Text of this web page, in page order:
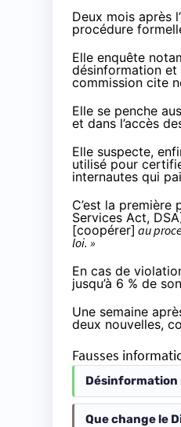
Deux mois après
procédure
Elle enquête
désinformation et
commission cite
Elle se penche
et dans l’accès
Elle suspecte,
utilisé pour
internautes qui
C’est la
Services Act,
[coopérer] au
loi. »
En cas de
jusqu’à 6 % de
Une semaine
deux nouvelles,
Fausses
Désinformation
Que change le